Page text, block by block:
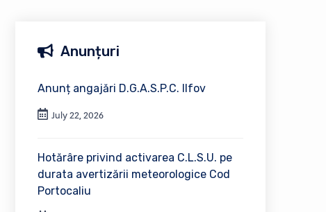
Anunțuri
Anunț angajări D.G.A.S.P.C. Ilfov
July 22, 2026
Hotărâre privind activarea C.L.S.U. pe
durata avertizării meteorologice Cod
Portocaliu